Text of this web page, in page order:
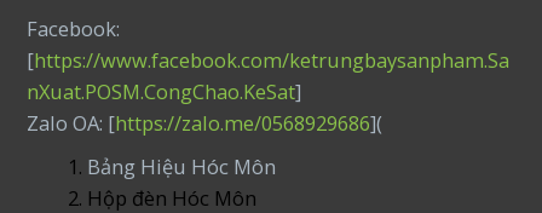
Facebook:
[https://www.facebook.com/ketrungbaysanpham.Sa
nXuat.POSM.CongChao.KeSat]
Zalo OA: [https://zalo.me/0568929686](
Bảng Hiệu Hóc Môn
Hộp đèn Hóc Môn